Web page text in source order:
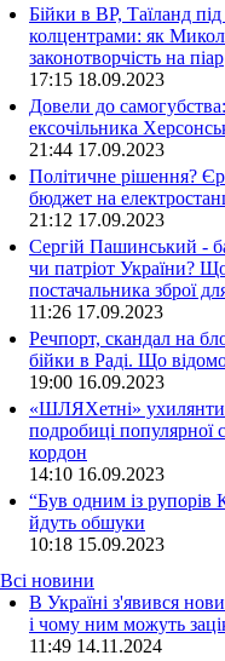
Бійки в ВР, Таїланд під
колцентрами: як
законотворчість на піар
17:15 18.09.2023
Довели до
ексочільника
21:44 17.09.2023
Політичне рішення?
бюджет на
21:12 17.09.2023
Сергій Пашинський -
чи патріот України?
постачальника зброї
11:26 17.09.2023
Речпорт, скандал на
бійки в Раді. Що
19:00 16.09.2023
«ШЛЯХетні» ухилянти.
подробиці популярної
кордон
14:10 16.09.2023
“Був одним із
йдуть обшуки
10:18 15.09.2023
Всі новини
В Україні з'явився
і чому ним можуть
11:49 14.11.2024